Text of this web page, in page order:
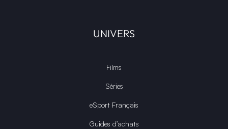
UNIVERS
Films
Séries
eSport Français
Guides d’achats